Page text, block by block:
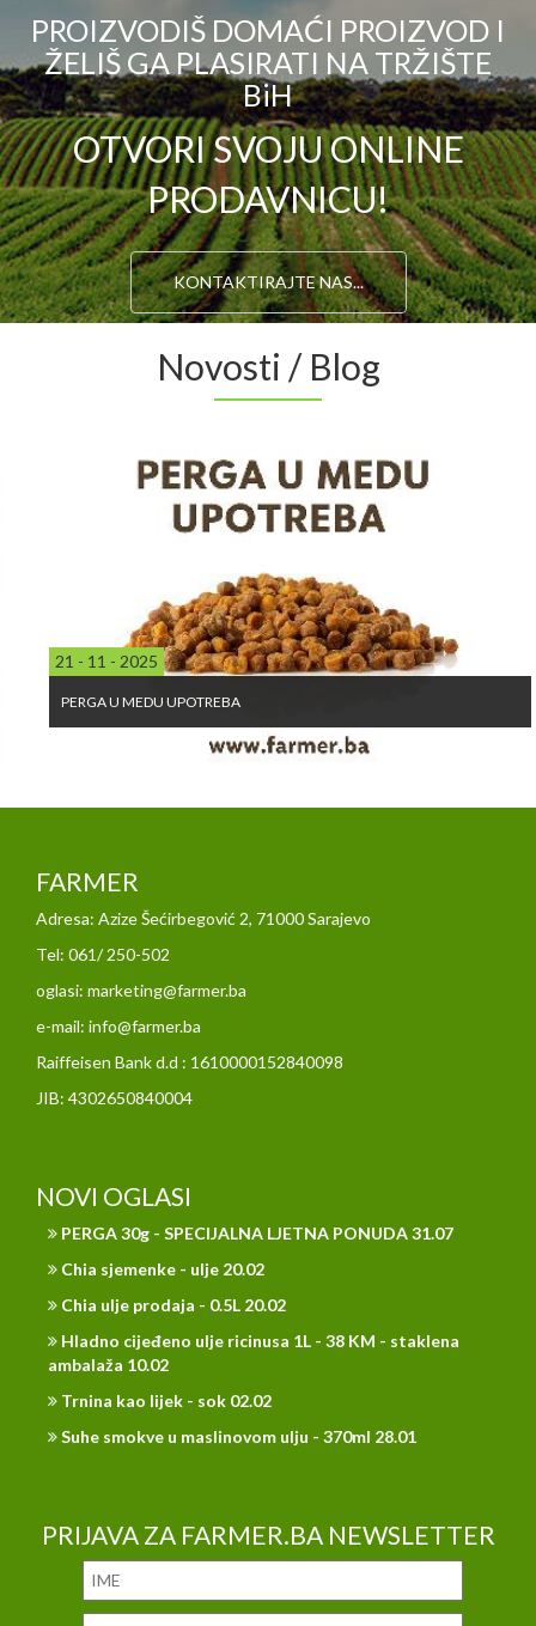
PROIZVODIŠ DOMAĆI PROIZVOD I
ŽELIŠ GA PLASIRATI NA TRŽIŠTE
BiH
OTVORI SVOJU ONLINE
PRODAVNICU!
KONTAKTIRAJTE NAS...
Novosti / Blog
21 - 11 - 2025
PERGA U MEDU UPOTREBA
FARMER
Adresa: Azize Šećirbegović 2, 71000 Sarajevo
Tel: 061/ 250-502
oglasi: marketing@farmer.ba
e-mail: info@farmer.ba
Raiffeisen Bank d.d : 1610000152840098
JIB: 4302650840004
NOVI OGLASI
PERGA 30g - SPECIJALNA LJETNA PONUDA 31.07
Chia sjemenke - ulje 20.02
Chia ulje prodaja - 0.5L 20.02
Hladno cijeđeno ulje ricinusa 1L - 38 KM - staklena
ambalaža 10.02
Trnina kao lijek - sok 02.02
Suhe smokve u maslinovom ulju - 370ml 28.01
PRIJAVA ZA FARMER.BA NEWSLETTER